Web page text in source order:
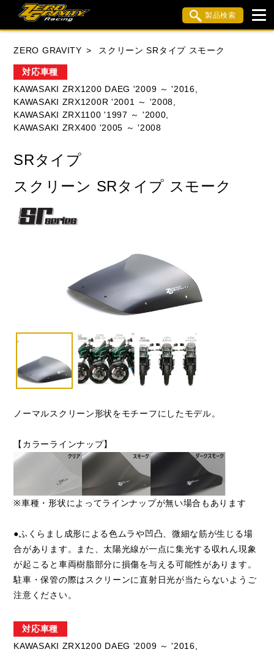
製品検索
HONDA YAMAHA SUZUKI
DUCATI
ZERO GRAVITY スクリーン SRタイプ スモーク
対応車種
KAWASAKI ZRX1200 DAEG '2009 ～ '2016,
KAWASAKI ZRX1200R '2001 ～ '2008,
KAWASAKI ZRX1100 '1997 ～ '2000,
KAWASAKI ZRX400 '2005 ～ '2008
SRタイプ
スクリーン SRタイプ スモーク
ノーマルスクリーン形状をモチーフにしたモデル。
【カラーラインナップ】
※車種・形状によってラインナップが無い場合もあります
●ふくらまし成形による色ムラや凹凸、微細な筋が生じる場
合があります。また、太陽光線が一点に集光する収れん現象
が起こると車両樹脂部分に損傷を与える可能性があります。
駐車・保管の際はスクリーンに直射日光が当たらないようご
注意ください。
対応車種
KAWASAKI ZRX1200 DAEG '2009 ～ '2016,